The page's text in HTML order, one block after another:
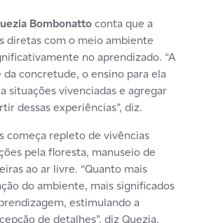
Bombonattoconta que a
diretas com o meio ambiente
no aprendizado. “A
da concretude, o ensino para ela
situações vivenciadas e agregar
dessas experiências”, diz.
começa repleto de vivências
pela floresta, manuseio de
ao ar livre. “Quanto mais
do ambiente, mais significados
estimulando a
de detalhes”, diz Quezia.